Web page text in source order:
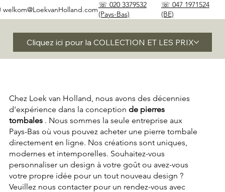
Cliquez ici pour la COLLECTION ET LES PRIX
☏ 020 3379532
(Pays-Bas)
☏ 047 1971524
(BE)
welkom@LoekvanHolland.com
Chez Loek van Holland, nous avons des décennies
d'expérience dans la conception de pierres
tombales. Nous sommes la seule entreprise aux
Pays-Bas où vous pouvez acheter une pierre tombale
directement en ligne. Nos créations sont uniques,
modernes et intemporelles. Souhaitez-vous
personnaliser un design à votre goût ou avez-vous
votre propre idée pour un tout nouveau design ?
Veuillez nous contacter pour un rendez-vous avec